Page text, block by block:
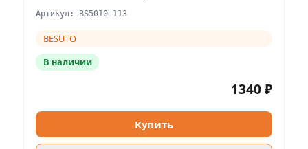
Артикул: BS5010-113
BESUTO
В наличии
1340 ₽
Купить